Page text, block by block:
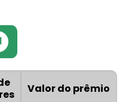
Valor do prêmio